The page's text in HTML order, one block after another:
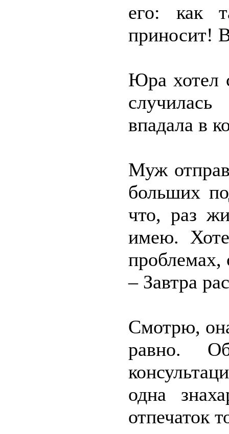
его: как
приносит!
Юра хотел
впадала в
Муж
больших
что, раз
имею.
проблемах,
– Завтра
Смотрю,
равно.
одна
отпечаток